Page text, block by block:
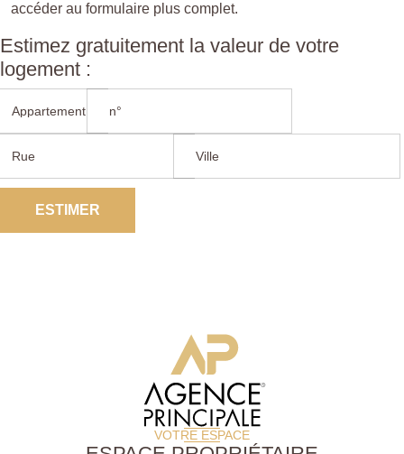
accéder au formulaire plus complet.
Estimez gratuitement la valeur de votre
logement :
ESTIMER
VOTRE ESPACE